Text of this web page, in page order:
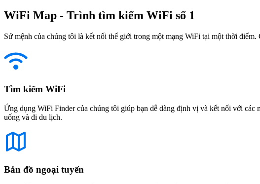
WiFi Map - Trình tìm kiếm WiFi số 1
Sứ mệnh của chúng tôi là kết nối thế giới trong một mạng WiFi tại một thời
Tìm kiếm WiFi
Ứng dụng WiFi Finder của chúng tôi giúp bạn dễ dàng định vị và kết nối với các
uống và đi du lịch.
Bản đồ ngoại tuyến